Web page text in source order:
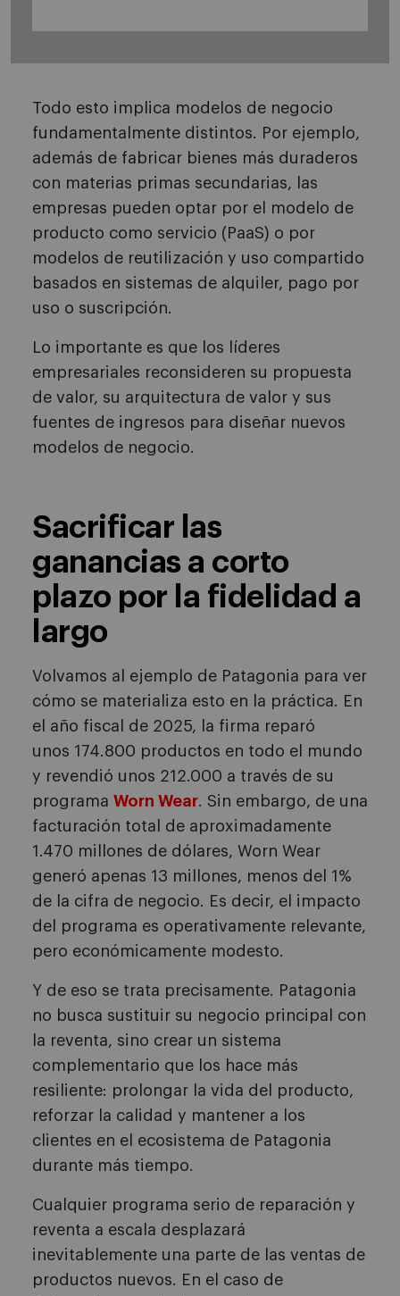
Todo esto implica modelos de negocio
fundamentalmente distintos. Por ejemplo,
además de fabricar bienes más duraderos
con materias primas secundarias, las
empresas pueden optar por el modelo de
producto como servicio (PaaS) o por
modelos de reutilización y uso compartido
basados en sistemas de alquiler, pago por
uso o suscripción.
Lo importante es que los líderes
empresariales reconsideren su propuesta
de valor, su arquitectura de valor y sus
fuentes de ingresos para diseñar nuevos
modelos de negocio.
Sacrificar las
ganancias a corto
plazo por la fidelidad a
largo
Volvamos al ejemplo de Patagonia para ver
cómo se materializa esto en la práctica. En
el año fiscal de 2025, la firma reparó
unos 174.800 productos en todo el mundo
y revendió unos 212.000 a través de su
programa Worn Wear. Sin embargo, de una
facturación total de aproximadamente
1.470 millones de dólares, Worn Wear
generó apenas 13 millones, menos del 1%
de la cifra de negocio. Es decir, el impacto
del programa es operativamente relevante,
pero económicamente modesto.
Y de eso se trata precisamente. Patagonia
no busca sustituir su negocio principal con
la reventa, sino crear un sistema
complementario que los hace más
resiliente: prolongar la vida del producto,
reforzar la calidad y mantener a los
clientes en el ecosistema de Patagonia
durante más tiempo.
Cualquier programa serio de reparación y
reventa a escala desplazará
inevitablemente una parte de las ventas de
productos nuevos. En el caso de